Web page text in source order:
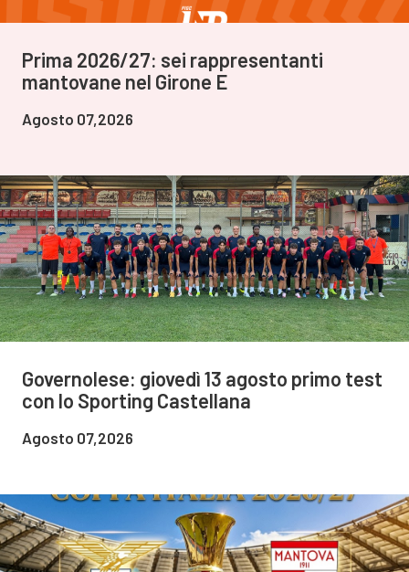
Prima 2026/27: sei rappresentanti
mantovane nel Girone E
Agosto 07,2026
Governolese: giovedì 13 agosto primo test
con lo Sporting Castellana
Agosto 07,2026